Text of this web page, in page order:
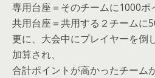
専用台座＝そのチームに1000ポ
共用台座＝共用する２チームに
更に、大会中にプレイヤーを倒
加算され、
合計ポイントが高かったチーム